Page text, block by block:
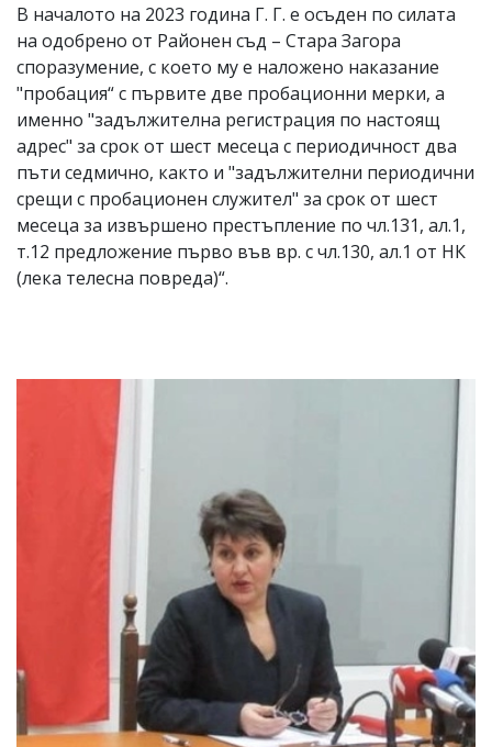
В началото на 2023 година Г. Г. е осъден по силата
на одобрено от Районен съд – Стара Загора
споразумение, с което му е наложено наказание
"пробация“ с първите две пробационни мерки, а
именно "задължителна регистрация по настоящ
адрес" за срок от шест месеца с периодичност два
пъти седмично, както и "задължителни периодични
срещи с пробационен служител" за срок от шест
месеца за извършено престъпление по чл.131, ал.1,
т.12 предложение първо във вр. с чл.130, ал.1 от НК
(лека телесна повреда)“.